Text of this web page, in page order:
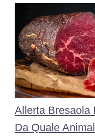
Allerta Bresaola
Da Quale